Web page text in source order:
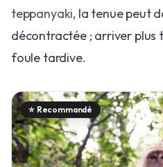
teppanyaki, la tenue peut
décontractée ; arriver plus
foule tardive.
⭐ Recommandé